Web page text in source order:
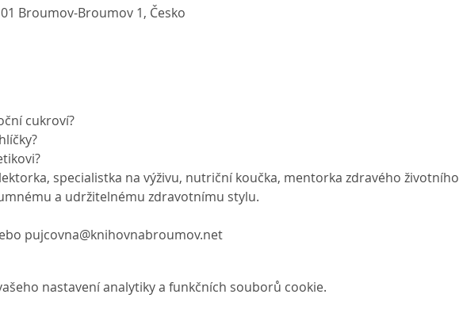
Broumov-Broumov 1, Česko
cukroví?
specialistka na výživu, nutriční koučka, mentorka zdravého životního
a udržitelnému zdravotnímu stylu.
pujcovna@knihovnabroumov.net
nastavení analytiky a funkčních souborů cookie.